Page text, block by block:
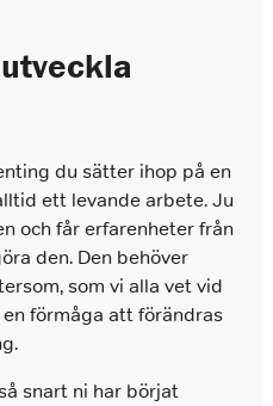
du sätter ihop på en
ett levande arbete. Ju
och får erfarenheter från
den. Den behöver
som vi alla vet vid
förmåga att förändras
snart ni har börjat